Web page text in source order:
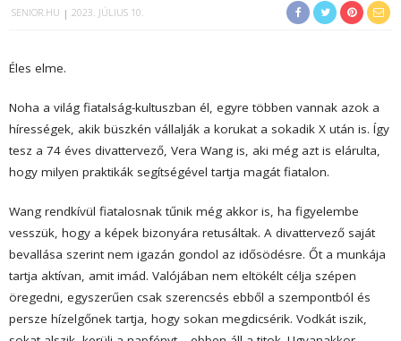
SENIOR.HU 2023. JÚLIUS 10.
Éles elme.
Noha a világ fiatalság-kultuszban él, egyre többen vannak azok a
hírességek, akik büszkén vállalják a korukat a sokadik X után is. Így
tesz a 74 éves divattervező, Vera Wang is, aki még azt is elárulta,
hogy milyen praktikák segítségével tartja magát fiatalon.
Wang rendkívül fiatalosnak tűnik még akkor is, ha figyelembe
vesszük, hogy a képek bizonyára retusáltak. A divattervező saját
bevallása szerint nem igazán gondol az idősödésre. Őt a munkája
tartja aktívan, amit imád. Valójában nem eltökélt célja szépen
öregedni, egyszerűen csak szerencsés ebből a szempontból és
persze hízelgőnek tartja, hogy sokan megdicsérik. Vodkát iszik,